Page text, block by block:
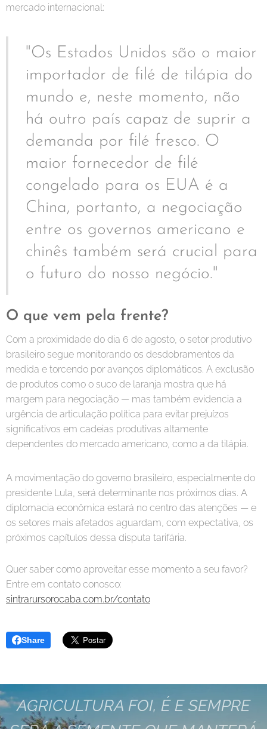
mercado internacional:
"Os Estados Unidos são o maior
importador de filé de tilápia do
mundo e, neste momento, não
há outro país capaz de suprir a
demanda por filé fresco. O
maior fornecedor de filé
congelado para os EUA é a
China, portanto, a negociação
entre os governos americano e
chinês também será crucial para
o futuro do nosso negócio."
O que vem pela frente?
Com a proximidade do dia 6 de agosto, o setor produtivo
brasileiro segue monitorando os desdobramentos da
medida e torcendo por avanços diplomáticos. A exclusão
de produtos como o suco de laranja mostra que há
margem para negociação — mas também evidencia a
urgência de articulação política para evitar prejuízos
significativos em cadeias produtivas altamente
dependentes do mercado americano, como a da tilápia.
A movimentação do governo brasileiro, especialmente do
presidente Lula, será determinante nos próximos dias. A
diplomacia econômica estará no centro das atenções — e
os setores mais afetados aguardam, com expectativa, os
próximos capítulos dessa disputa tarifária.
Quer saber como aproveitar esse momento a seu favor?
Entre em contato conosco:
sintrarursorocaba.com.br/contato
Share
AGRICULTURA FOI, É E SEMPRE